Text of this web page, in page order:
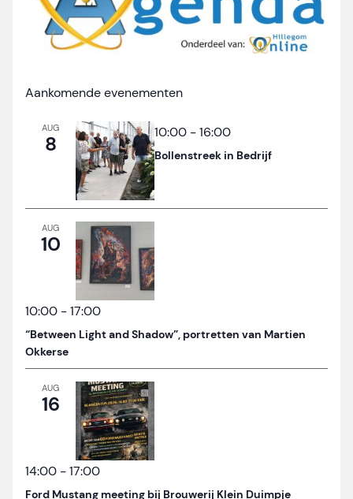
Aankomende evenementen
AUG
8 10:00 -16:00
Bollenstreek in Bedrijf
AUG
10
10:00 -17:00
“Between Light and Shadow”, portretten van Martien
Okkerse
AUG
16
14:00 -17:00
Ford Mustang meeting bij Brouwerij Klein Duimpje